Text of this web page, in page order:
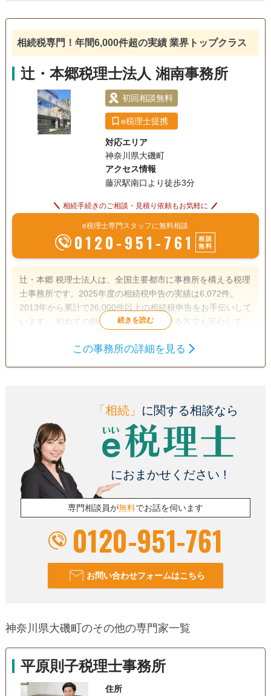
電話相談可 訪問可 土日相談可 初回相談無料
18時以降相談可 オンライン面談可 事務所面談可
相続税専門！年間6,000件超の実績 業界トップクラス
辻・本郷税理士法人 湘南事務所
初回相談無料
e税理士提携
対応エリア
神奈川県大磯町
アクセス情報
藤沢駅南口より徒歩3分
相続手続きのご相談・見積り依頼もお気軽に
e税理士専門スタッフに無料相談
0120-951-761
相談
無料
辻・本郷 税理士法人は、全国主要都市に事務所を構える税理
士事務所です。2025年度の相続税申告の実績は6,072件。
2013年から累計で26,000件以上の相続税申告をお手伝いして
います。 初めての相続で不安を感じている方でも安心して相
サービスを提供するために、小さなお悩みやご事情まできめ
生前贈与
初回相談無料 オンライン面談可
この事務所の詳細を見る
「相続」 に関する相談なら
におまかせください !
専門相談員が無料でお話を伺います
0120-951-761
お問い合わせフォームはこちら
神奈川県大磯町のその他の専門家一覧
平原則子税理士事務所
住所